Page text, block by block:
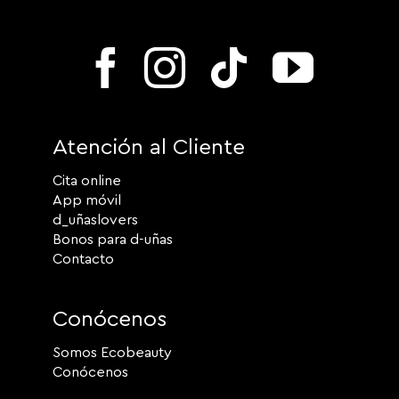
Atención al Cliente
Cita online
App móvil
d_uñaslovers
Bonos para d-uñas
Contacto
Conócenos
Somos Ecobeauty
Conócenos